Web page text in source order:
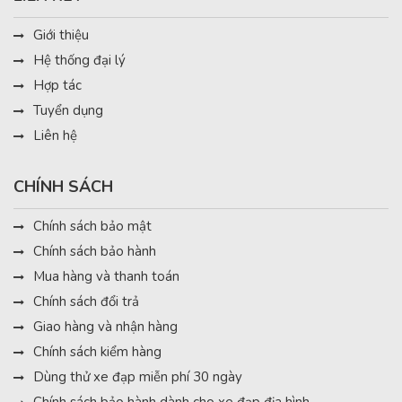
Khung xe được làm bằng hợp kim nhôm ALU6061
Khung xe đạp địa hình
men chống xước
, tạo ra một bề mặt bóng mịn và đẹp mắt,
đồng thời giúp bảo vệ khung xe khỏi các tác động bên ngoài.
Với khả năng chịu tải trọng lớn và thiết kế tinh tế, khung xe
đạp địa hìnhASO sẽ mang đến cho người sử dụng sự ổn
Giới thiệu
Hệ thống đại lý
Hợp tác
Tuyển dụng
Liên hệ
CHÍNH SÁCH
Chính sách bảo mật
Chính sách bảo hành
Mua hàng và thanh toán
Chính sách đổi trả
Giao hàng và nhận hàng
Chính sách kiểm hàng
Dùng thử xe đạp miễn phí 30 ngày